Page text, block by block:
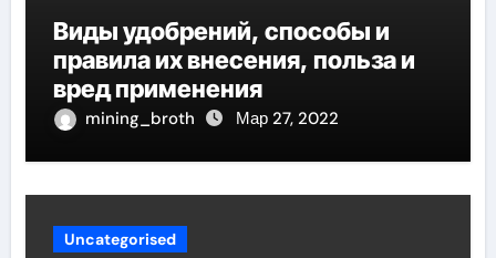
Виды удобрений, способы и
правила их внесения, польза и
вред применения
mining_broth Мар 27, 2022
Uncategorised